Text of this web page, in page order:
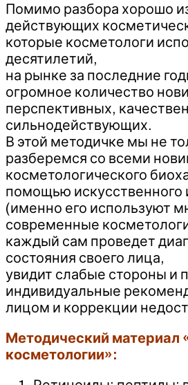
Помимо разбора хорошо
действующих
которые косметологи
десятилетий,
на рынке за последние
огромное количество
перспективных,
сильнодействующих.
В этой методичке мы не
разберемся со всеми
косметологического
помощью искусственного
(именно его используют
современные
каждый сам проведет
состояния своего лица,
увидит слабые стороны и
индивидуальные
лицом и коррекции
Методический
косметологии»: